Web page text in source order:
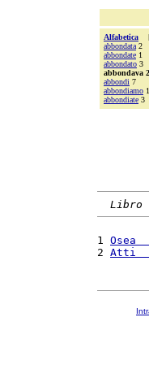
Alfabetica
abbondata 2
abbondate 1
abbondato 3
abbondava 2
abbondi 7
abbondiamo 1
abbondiate 3
Libro
1 Osea
2 Atti